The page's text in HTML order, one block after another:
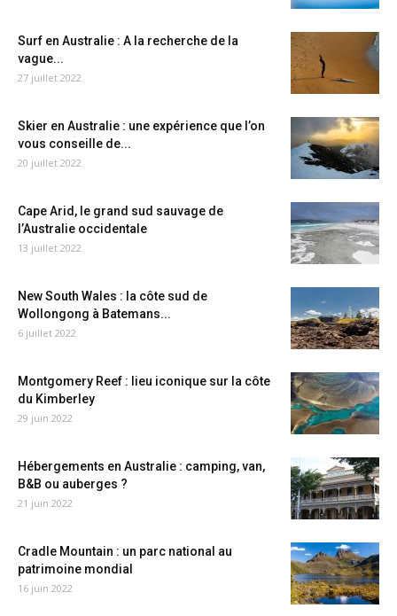
Surf en Australie : A la recherche de la
vague...
27 juillet 2022
Skier en Australie : une expérience que l’on
vous conseille de...
20 juillet 2022
Cape Arid, le grand sud sauvage de
l’Australie occidentale
13 juillet 2022
New South Wales : la côte sud de
Wollongong à Batemans...
6 juillet 2022
Montgomery Reef : lieu iconique sur la côte
du Kimberley
29 juin 2022
Hébergements en Australie : camping, van,
B&B ou auberges ?
21 juin 2022
Cradle Mountain : un parc national au
patrimoine mondial
16 juin 2022